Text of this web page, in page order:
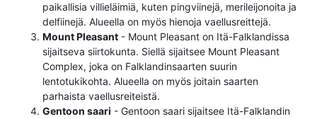
paikallisia villieläimiä, kuten pingviinejä, merileijonoita ja
delfiinejä. Alueella on myös hienoja vaellusreittejä.
Mount Pleasant - Mount Pleasant on Itä-Falklandissa
sijaitseva siirtokunta. Siellä sijaitsee Mount Pleasant
Complex, joka on Falklandinsaarten suurin
lentotukikohta. Alueella on myös joitain saarten
parhaista vaellusreiteistä.
Gentoon saari - Gentoon saari sijaitsee Itä-Falklandin